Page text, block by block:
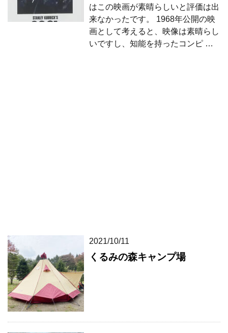
はこの映画が素晴らしいと評価は出
来なかったです。 1968年公開の映
画として考えると、映像は素晴らし
いですし、知能を持ったコンピ …
2021/10/11
くるみの森キャンプ場